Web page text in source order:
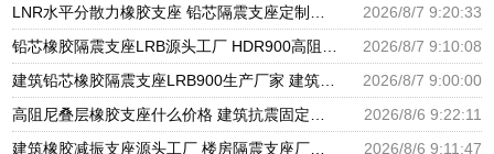
LNR水平分散力橡胶支座 铅芯隔震支座定制厂家 建筑隔震层隔震支座生产厂家
2026/8/7 9:20:33
铅芯橡胶隔震支座LRB源头工厂 HDR900高阻尼隔震支座源头工厂 橡胶建筑支座厂家电话
2026/8/7 9:10:08
建筑铅芯橡胶隔震支座LRB900生产厂家 建筑隔震支座HDR生产厂家 LRB400型支座生产厂家
2026/8/7 9:00:00
高阻尼叠层橡胶支座什么价格 建筑抗震固定支座 隔震支座LRB900厂家
2026/8/6 9:22:11
建筑橡胶减振支座源头工厂 楼房隔震支座厂商生产厂家 建筑减隔震支座
2026/8/6 9:11:47